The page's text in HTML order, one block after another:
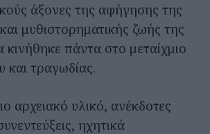
άξονες της αφήγησης της
μυθιστορηματικής ζωής της
πάντα στο μεταίχμιο
και τραγωδίας.
αρχειακό υλικό, ανέκδοτες
ηχητικά